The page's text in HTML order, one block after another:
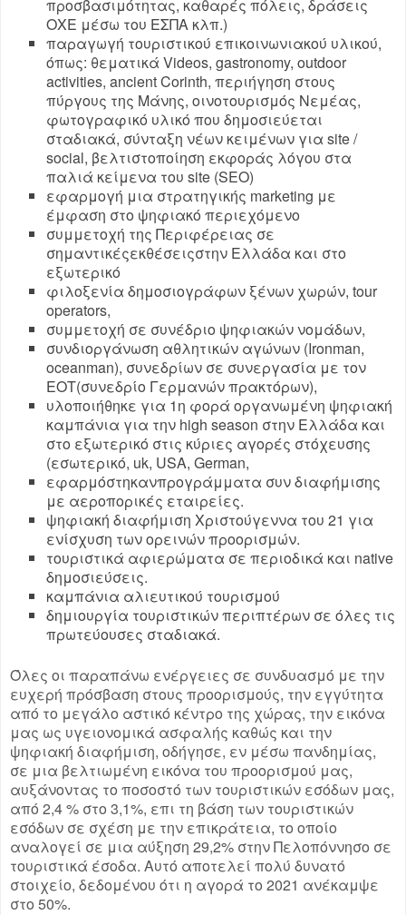
προσβασιμότητας, καθαρές πόλεις, δράσεις
ΟΧΕ μέσω του ΕΣΠΑ κλπ.)
παραγωγή τουριστικού επικοινωνιακού υλικού,
όπως: θεματικά Videos, gastronomy, outdoor
activities, ancient Corinth, περιήγηση στους
πύργους της Μάνης, οινοτουρισμός Νεμέας,
φωτογραφικό υλικό που δημοσιεύεται
σταδιακά, σύνταξη νέων κειμένων για site /
social, βελτιστοποίηση εκφοράς λόγου στα
παλιά κείμενα του site (SEO)
εφαρμογή μια στρατηγικής marketing με
έμφαση στο ψηφιακό περιεχόμενο
συμμετοχή της Περιφέρειας σε
σημαντικέςεκθέσειςστην Ελλάδα και στο
εξωτερικό
φιλοξενία δημοσιογράφων ξένων χωρών, tour
operators,
συμμετοχή σε συνέδριο ψηφιακών νομάδων,
συνδιοργάνωση αθλητικών αγώνων (Ironman,
oceanman), συνεδρίων σε συνεργασία με τον
EOΤ(συνεδρίο Γερμανών πρακτόρων),
υλοποιήθηκε για 1η φορά οργανωμένη ψηφιακή
καμπάνια για την high season στην Ελλάδα και
στο εξωτερικό στις κύριες αγορές στόχευσης
(εσωτερικό, uk, USA, German,
εφαρμόστηκανπρογράμματα συν διαφήμισης
με αεροπορικές εταιρείες.
ψηφιακή διαφήμιση Χριστούγεννα του 21 για
ενίσχυση των ορεινών προορισμών.
τουριστικά αφιερώματα σε περιοδικά και native
δημοσιεύσεις.
καμπάνια αλιευτικού τουρισμού
δημιουργία τουριστικών περιπτέρων σε όλες τις
πρωτεύουσες σταδιακά.
Όλες οι παραπάνω ενέργειες σε συνδυασμό με την
ευχερή πρόσβαση στους προορισμούς, την εγγύτητα
από το μεγάλο αστικό κέντρο της χώρας, την εικόνα
μας ως υγειονομικά ασφαλής καθώς και την
ψηφιακή διαφήμιση, οδήγησε, εν μέσω πανδημίας,
σε μια βελτιωμένη εικόνα του προορισμού μας,
αυξάνοντας το ποσοστό των τουριστικών εσόδων μας,
από 2,4 % στο 3,1%, επι τη βάση των τουριστικών
εσόδων σε σχέση με την επικράτεια, το οποίο
αναλογεί σε μια αύξηση 29,2% στην Πελοπόννησο σε
τουριστικά έσοδα. Αυτό αποτελεί πολύ δυνατό
στοιχείο, δεδομένου ότι η αγορά το 2021 ανέκαμψε
στο 50%.